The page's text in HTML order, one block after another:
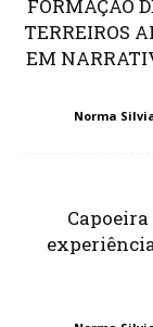
FORMAÇÃO
TERREIROS
EM
Norma